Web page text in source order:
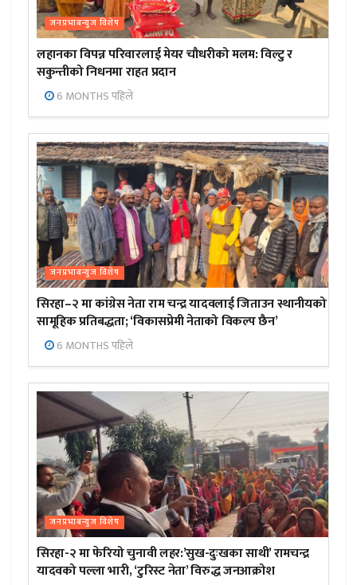
जनप्रभाबन्युज विशेष
लहानका विपन्न परिवारलाई मेयर चौधरीको मलम: विल्टु र
सकुन्तीको निधनमा राहत प्रदान
6 MONTHS पहिले
जनप्रभाबन्युज विशेष
सिरहा–२ मा कांग्रेस नेता राम चन्द्र यादवलाई जिताउन स्थानीयको
सामूहिक प्रतिबद्धता; ‘विकासप्रेमी नेताको विकल्प छैन’
6 MONTHS पहिले
जनप्रभाबन्युज विशेष
सिरहा-२ मा फेरियो चुनावी लहर:’सुख-दुःखका साथी’ रामचन्द्र
यादवको पल्ला भारी, ‘टुरिस्ट नेता’ विरुद्ध जनआक्रोश